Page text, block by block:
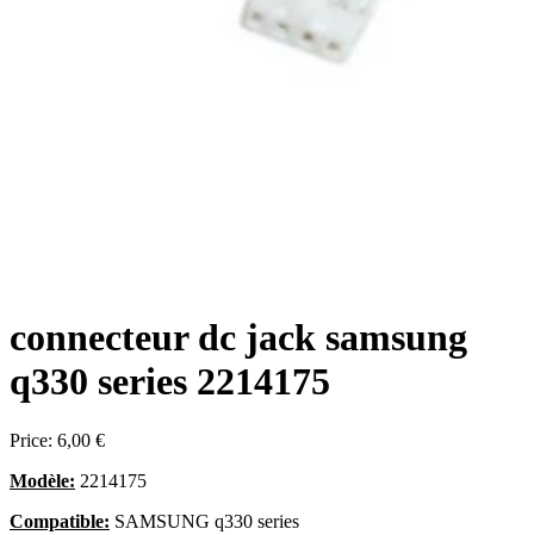
connecteur dc jack samsung
q330 series 2214175
Price: 6,00 €
Modèle: 2214175
Compatible: SAMSUNG q330 series